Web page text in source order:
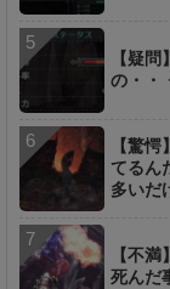
【疑
の・・
【驚
てるん
多いだ
【不
死んだ